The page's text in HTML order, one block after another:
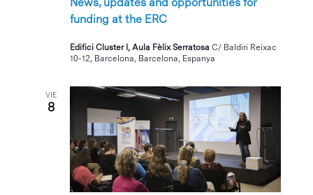
funding at the ERC
Edifici Cluster I, Aula Fèlix SerratosaC/ Baldiri Reixac
10-12, Barcelona, Barcelona, Espanya
VIE
8